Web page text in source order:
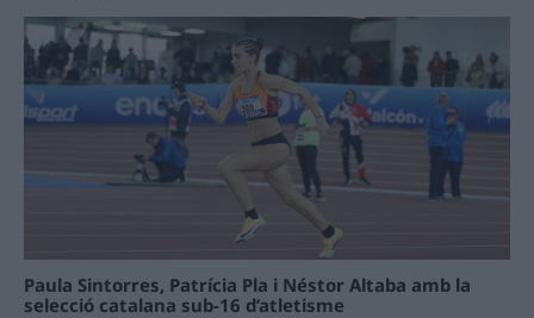
Paula Sintorres, Patrícia Pla i Néstor Altaba amb la
selecció catalana sub-16 d’atletisme